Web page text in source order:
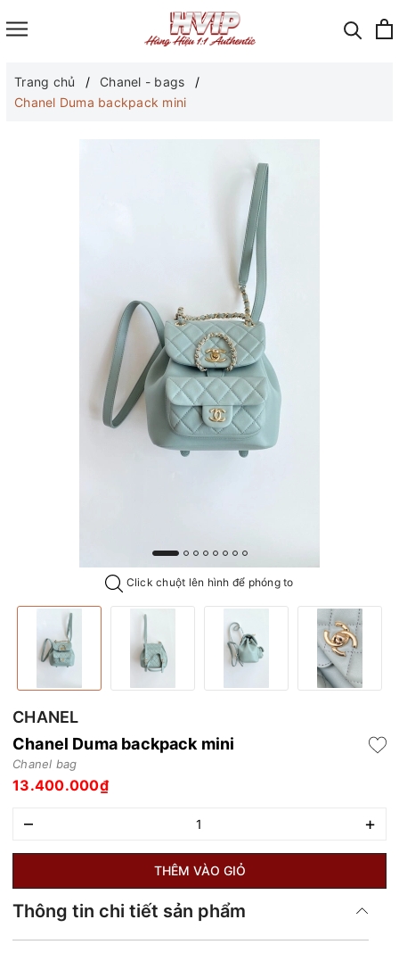
Trang chủ
Chanel - bags
Chanel Duma backpack mini
Click chuột lên hình để phóng to
CHANEL
Chanel Duma backpack mini
Chanel bag
13.400.000₫
– +
THÊM VÀO GIỎ
Thông tin chi tiết sản phẩm